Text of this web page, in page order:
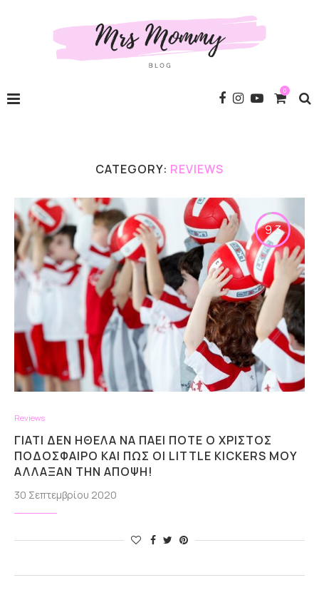
0
CATEGORY: REVIEWS
9.3
Reviews
ΓΙΑΤΊ ΔΕΝ ΉΘΕΛΑ ΝΑ ΠΆΕΙ ΠΟΤΕ Ο ΧΡΊΣΤΟΣ
ΠΟΔΌΣΦΑΙΡΟ ΚΑΙ ΠΩΣ ΟΙ LITTLE KICKERS ΜΟΥ
ΆΛΛΑΞΑΝ ΤΗΝ ΆΠΟΨΗ!
30 Σεπτεμβρίου 2020